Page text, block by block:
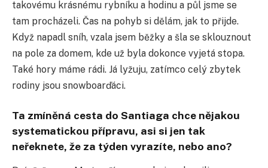
takovému krásnému rybníku a hodinu a půl jsme se
tam procházeli. Čas na pohyb si dělám, jak to přijde.
Když napadl sníh, vzala jsem běžky a šla se sklouznout
na pole za domem, kde už byla dokonce vyjetá stopa.
Také hory máme rádi. Já lyžuju, zatímco celý zbytek
rodiny jsou snowboarďáci.
Ta zmíněná cesta do Santiaga chce nějakou
systematickou přípravu, asi si jen tak
neřeknete, že za týden vyrazíte, nebo ano?